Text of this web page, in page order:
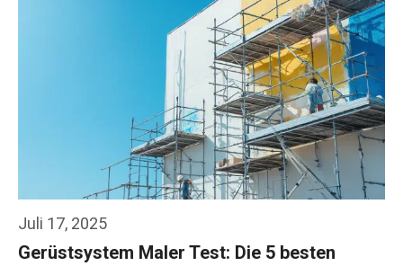
Juli 17, 2025
Gerüstsystem Maler Test: Die 5 besten